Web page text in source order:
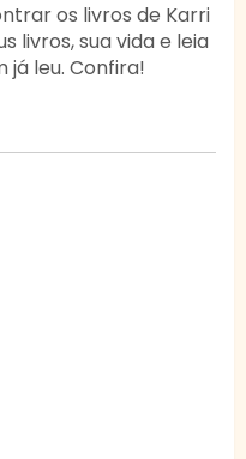
os livros de Karri
livros, sua vida e leia
já leu. Confira!